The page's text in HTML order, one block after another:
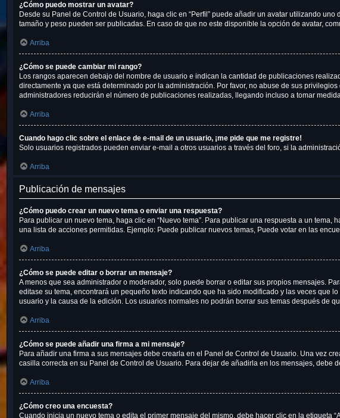
¿Cómo puedo mostrar un avatar?
Desde su Panel de Control de Usuario, haga clic en “Perfil” puede añadir un avatar utilizando
tamaño y peso pueden ser publicadas. En caso de que no este disponible la opción de avatar,
Arriba
¿Cómo se puede cambiar mi rango?
Los rangos aparecen debajo del nombre de usuario e indican la cantidad de publicaciones
directamente ya que está determinado por la administración. Por favor, no abuse de sus
administradores reducirán el número de publicaciones realizadas, llegando incluso a tomar
Arriba
Cuando hago clic sobre el enlace de e-mail de un usuario, ¡me pide que me registre!
Solo usuarios registrados pueden enviar e-mail a otros usuarios a través del foro, si la
Arriba
Publicación de mensajes
¿Cómo puedo crear un nuevo tema o enviar una respuesta?
Para publicar un nuevo tema, haga clic en “Nuevo tema”. Para publicar una respuesta a un
una lista de acciones permitidas. Ejemplo: Puede publicar nuevos temas, Puede votar en las
Arriba
¿Cómo se puede editar o borrar un mensaje?
A menos que sea administrador o moderador, solo puede borrar o editar sus propios mensajes.
editase su tema, encontrará un pequeño texto indicando que ha sido modificado y las veces que
usuario y la causa de la edición. Los usuarios normales no podrán borrar sus temas después de
Arriba
¿Cómo se puede añadir una firma a mi mensaje?
Para añadir una firma a sus mensajes debe crearla en el Panel de Control de Usuario. Una vez
casilla correcta en su Panel de Control de Usuario. Para dejar de añadirla en los mensajes, debe
Arriba
¿Cómo creo una encuesta?
Cuando inicia un nuevo tema o edita el primer mensaje del mismo, debe hacer clic en la